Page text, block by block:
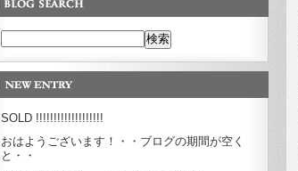
SOLD !!!!!!!!!!!!!!!!!!!
おはようございます！・・ブログの期間が空く
と・・